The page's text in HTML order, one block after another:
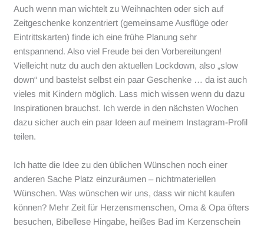
Auch wenn man wichtelt zu Weihnachten oder sich auf
Zeitgeschenke konzentriert (gemeinsame Ausflüge oder
Eintrittskarten) finde ich eine frühe Planung sehr
entspannend. Also viel Freude bei den Vorbereitungen!
Vielleicht nutz du auch den aktuellen Lockdown, also „slow
down“ und bastelst selbst ein paar Geschenke … da ist auch
vieles mit Kindern möglich. Lass mich wissen wenn du dazu
Inspirationen brauchst. Ich werde in den nächsten Wochen
dazu sicher auch ein paar Ideen auf meinem Instagram-Profil
teilen.
Ich hatte die Idee zu den üblichen Wünschen noch einer
anderen Sache Platz einzuräumen – nichtmateriellen
Wünschen. Was wünschen wir uns, dass wir nicht kaufen
können? Mehr Zeit für Herzensmenschen, Oma & Opa öfters
besuchen, Bibellese Hingabe, heißes Bad im Kerzenschein